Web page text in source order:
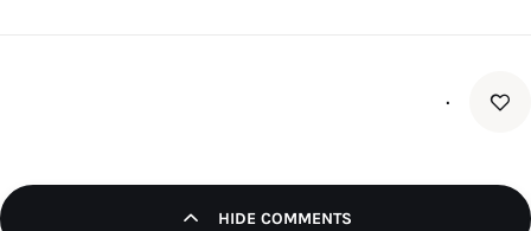
۰
HIDE COMMENTS